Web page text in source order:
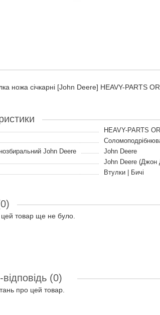
ножа січкарні [John Deere] HEAVY-PARTS
HEAVY-PARTS
John Deere
John Deere
John Deere (Джон
Втулки | Бичі
цей товар ще не було.
(0)
про цей товар.